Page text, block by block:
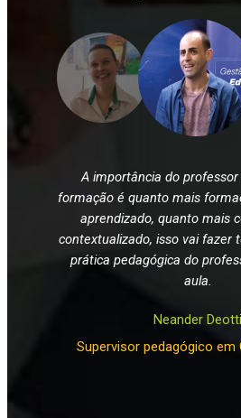
A importância do
formação é quanto mais
aprendizado, quanto mais
contextualizado, isso vai fazer
prática pedagógica do
aula.
Neander Deotti
Supervisor pedagógico em